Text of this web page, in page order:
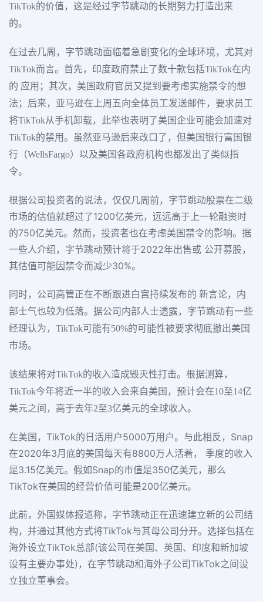
TikTok的价值，这是经过字节跳动的长期努力打造出来
的。
在过去几周，字节跳动面临着急剧变化的全球环境，尤其对
TikTok而言。首先，印度政府禁止了数十款包括TikTok在内
的 应用；其次，美国政府官员又提到要考虑实施禁令的想
法；后来，亚马逊在上周五向全体员工发送邮件，要求员工
将TikTok从手机卸载，此举也表明了美国企业可能会加速对
TikTok的禁用。虽然亚马逊后来改口了，但美国银行富国银
行（WellsFargo）以及美国各政府机构也都发出了类似指
令。
根据公司投资者的说法，仅仅几周前，字节跳动股票在二级
市场的估值就超过了1200亿美元，远远高于上一轮融资时
的750亿美元。然而，投资者也在考虑美国禁令的影响。据
一些人介绍，字节跳动预计将于2022年出售或 公开募股，
其估值可能因禁令而减少30%。
同时，公司高管正在不断跟进白宫持续发布的 新言论，内
部士气也较为低落。据公司内部人士透露，字节跳动有一些
经理认为，TikTok可能有50%的可能性被要求彻底撤出美国
市场。
该结果将对TikTok的收入造成毁灭性打击。根据测算，
TikTok今年将近一半的收入会来自美国，预计会在10至14亿
美元之间，高于去年2至3亿美元的全球收入。
在美国，TikTok的日活用户5000万用户。与此相反，Snap
在2020年3月底的美国每天有8800万人活着， 季度的收入
是3.15亿美元。假如Snap的市值是350亿美元，那么
TikTok在美国的经营价值可能是200亿美元。
此前，外国媒体报道称，字节跳动正在迅速建立新的公司结
构，并通过其他方式将TikTok与其母公司分开。选择包括在
海外设立TikTok总部(该公司在美国、英国、印度和新加坡
设有主要办事处)，在字节跳动和海外子公司TikTok之间设
立独立董事会。